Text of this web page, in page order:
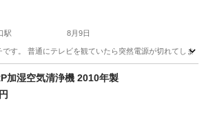
駅 8月9日
す。 普通にテレビを観ていたら突然電源が切れてしま
口駅 テレビ
SHARP加湿空気清浄機 2010年製